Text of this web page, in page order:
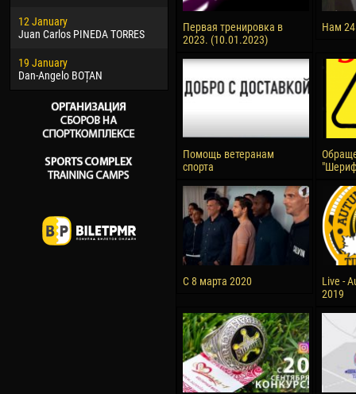
12 January
Juan Carlos PINEDA TORRES
19 January
Dan-Angelo BOȚAN
26 March
Vitor Hugo Morais de OLIVEIRA
28 March
Raí LOPES DE OLIVEIRA
10
Ivan
Первая тренировка в
2023. (10.01.2023)
Нам
Помощь ветеранам
спорта
С 8 марта 2020
Live -
2019